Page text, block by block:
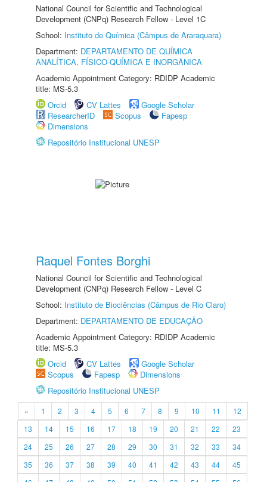
National Council for Scientific and Technological
Development (CNPq) Research Fellow - Level 1C
School: Instituto de Química (Câmpus de Araraquara)
Department: DEPARTAMENTO DE QUÍMICA
ANALÍTICA, FÍSICO-QUÍMICA E INORGÂNICA
Academic Appointment Category: RDIDP Academic
title: MS-5.3
Orcid
CV Lattes
Google Scholar
ResearcherID
Scopus
Fapesp
Dimensions
Repositório Institucional UNESP
Raquel Fontes Borghi
National Council for Scientific and Technological
Development (CNPq) Research Fellow - Level C
School: Instituto de Biociências (Câmpus de Rio Claro)
Department: DEPARTAMENTO DE EDUCAÇÃO
Academic Appointment Category: RDIDP Academic
title: MS-5.3
Orcid
CV Lattes
Google Scholar
Scopus
Fapesp
Dimensions
Repositório Institucional UNESP
« 1 2 3 4 5 6 7 8 9 10 11
12
13
14 15 16 17 18 19 20 21 22
23
24
25 26 27 28 29 30 31 32 33
34
35
36 37 38 39 40 41 42 43 44
45